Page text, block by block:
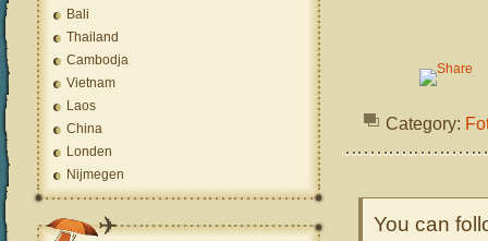
Category:
You can
Bali
Thailand
Cambodja
Vietnam
Laos
China
Londen
Nijmegen